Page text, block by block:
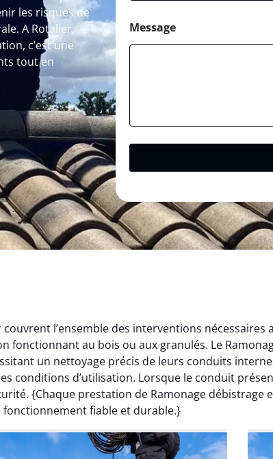
les risques de
A Rotalier,
c’est une
tout en
Message
l’ensemble des interventions
au bois ou aux granulés. Le
un nettoyage précis de leurs conduits
conditions d’utilisation. Lorsque le conduit
{Chaque prestation de Ramonage débistrage
fonctionnement fiable et durable.}